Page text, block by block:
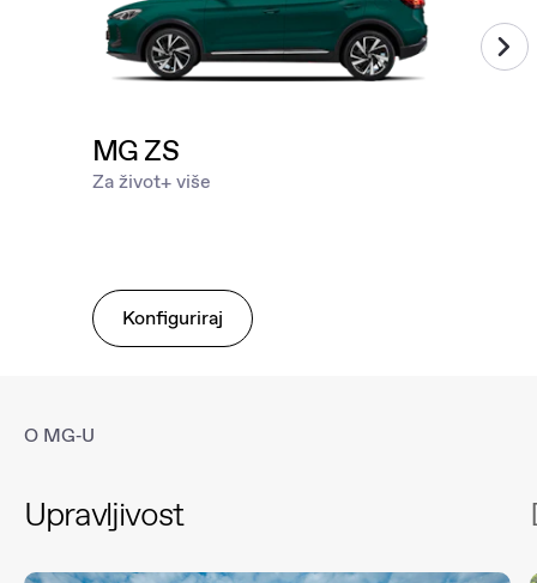
MG ZS
Za život+ više
Konfiguriraj
O MG‑U
Upravljivost